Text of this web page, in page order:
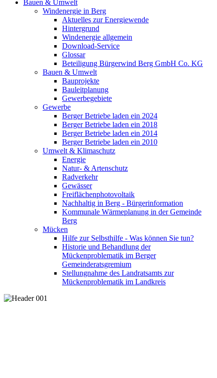
Bauen & Umwelt
Windenergie in Berg
Aktuelles zur Energiewende
Hintergrund
Windenergie allgemein
Download-Service
Glossar
Beteiligung Bürgerwind Berg GmbH Co. KG
Bauen & Umwelt
Bauprojekte
Bauleitplanung
Gewerbegebiete
Gewerbe
Berger Betriebe laden ein 2024
Berger Betriebe laden ein 2018
Berger Betriebe laden ein 2014
Berger Betriebe laden ein 2010
Umwelt & Klimaschutz
Energie
Natur- & Artenschutz
Radverkehr
Gewässer
Freiflächenphotovoltaik
Nachhaltig in Berg - Bürgerinformation
Kommunale Wärmeplanung in der Gemeinde
Berg
Mücken
Hilfe zur Selbsthilfe - Was können Sie tun?
Historie und Behandlung der
Mückenproblematik im Berger
Gemeinderatsgremium
Stellungnahme des Landratsamts zur
Mückenproblematik im Landkreis